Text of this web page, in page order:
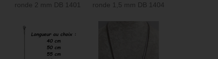
ronde 2 mm DB 1401
ronde 1,5 mm DB 1404